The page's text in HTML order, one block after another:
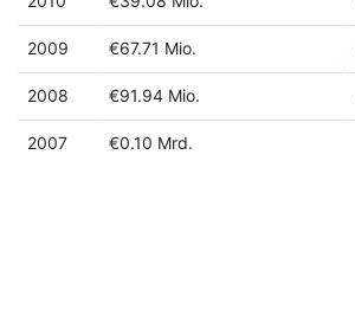
2009 €67.71 Mio.
2008 €91.94 Mio.
2007 €0.10 Mrd.